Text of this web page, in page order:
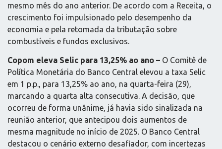
mesmo mês do ano anterior. De acordo com a Receita, o
crescimento foi impulsionado pelo desempenho da
economia e pela retomada da tributação sobre
combustíveis e fundos exclusivos.
Copom eleva Selic para 13,25% ao ano – O Comitê de
Política Monetária do Banco Central elevou a taxa Selic
em 1 p.p., para 13,25% ao ano, na quarta-feira (29),
marcando a quarta alta consecutiva. A decisão, que
ocorreu de forma unânime, já havia sido sinalizada na
reunião anterior, que antecipou dois aumentos de
mesma magnitude no início de 2025. O Banco Central
destacou o cenário externo desafiador, com incertezas